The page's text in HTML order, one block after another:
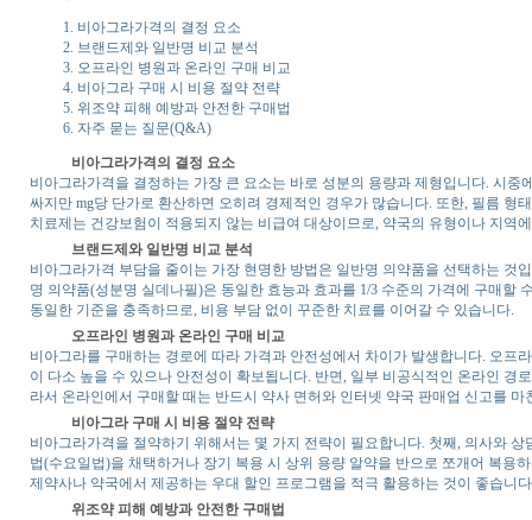
비아그라가격의 결정 요소
브랜드제와 일반명 비교 분석
오프라인 병원과 온라인 구매 비교
비아그라 구매 시 비용 절약 전략
위조약 피해 예방과 안전한 구매법
자주 묻는 질문(Q&A)
비아그라가격의 결정 요소
비아그라가격을 결정하는 가장 큰 요소는 바로 성분의 용량과 제형입니다. 시
싸지만 mg당 단가로 환산하면 오히려 경제적인 경우가 많습니다. 또한, 필름
치료제는 건강보험이 적용되지 않는 비급여 대상이므로, 약국의 유형이나 지역
브랜드제와 일반명 비교 분석
비아그라가격 부담을 줄이는 가장 현명한 방법은 일반명 의약품을 선택하는
명 의약품(성분명 실데나필)은 동일한 효능과 효과를 1/3 수준의 가격에 구매
동일한 기준을 충족하므로, 비용 부담 없이 꾸준한 치료를 이어갈 수 있습니다.
오프라인 병원과 온라인 구매 비교
비아그라를 구매하는 경로에 따라 가격과 안전성에서 차이가 발생합니다. 오
이 다소 높을 수 있으나 안전성이 확보됩니다. 반면, 일부 비공식적인 온라인
라서 온라인에서 구매할 때는 반드시 약사 면허와 인터넷 약국 판매업 신고를
비아그라 구매 시 비용 절약 전략
비아그라가격을 절약하기 위해서는 몇 가지 전략이 필요합니다. 첫째, 의사와
법(수요일법)을 채택하거나 장기 복용 시 상위 용량 알약을 반으로 쪼개어 복용
제약사나 약국에서 제공하는 우대 할인 프로그램을 적극 활용하는 것이 좋습니
위조약 피해 예방과 안전한 구매법